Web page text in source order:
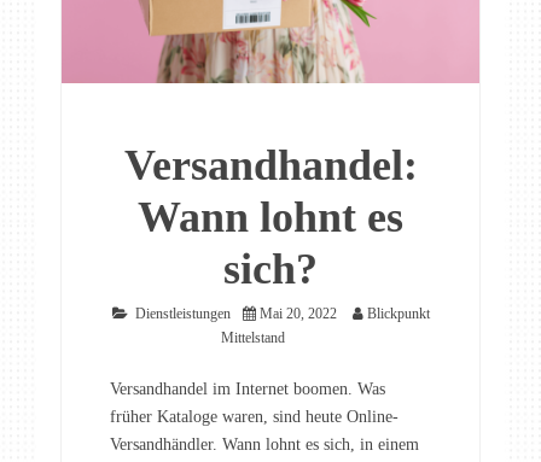
Versandhandel:
Wann lohnt es
sich?
Dienstleistungen Mai 20, 2022
Blickpunkt
Mittelstand
Versandhandel im Internet boomen. Was
früher Kataloge waren, sind heute Online-
Versandhändler. Wann lohnt es sich, in einem